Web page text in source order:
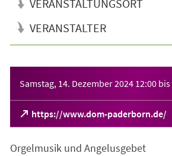
VERANSTALTUNGSORT
VERANSTALTER
Samstag, 14. Dezember 2024 12:00 bis
https://www.dom-paderborn.de/
(Öffnet
in
neuen
Orgelmusik und Angelusgebet